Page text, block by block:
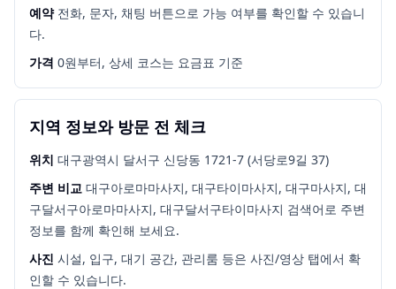
예약 전화, 문자, 채팅 버튼으로 가능 여부를 확인할 수 있습니
다.
가격 0원부터, 상세 코스는 요금표 기준
지역 정보와 방문 전 체크
위치 대구광역시 달서구 신당동 1721-7 (서당로9길 37)
주변 비교 대구아로마마사지, 대구타이마사지, 대구마사지, 대
구달서구아로마마사지, 대구달서구타이마사지 검색어로 주변
정보를 함께 확인해 보세요.
사진 시설, 입구, 대기 공간, 관리룸 등은 사진/영상 탭에서 확
인할 수 있습니다.